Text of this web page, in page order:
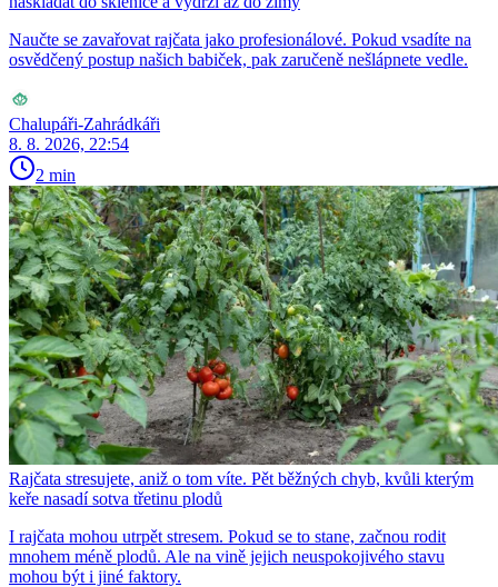
Naučte se zavařovat rajčata jako profesionálové. Pokud vsadíte na
osvědčený postup našich babiček, pak zaručeně nešlápnete vedle.
Chalupáři-Zahrádkáři
8. 8. 2026, 22:54
2 min
Rajčata stresujete, aniž o tom víte. Pět běžných chyb, kvůli kterým
keře nasadí sotva třetinu plodů
I rajčata mohou utrpět stresem. Pokud se to stane, začnou rodit
mnohem méně plodů. Ale na vině jejich neuspokojivého stavu
mohou být i jiné faktory.